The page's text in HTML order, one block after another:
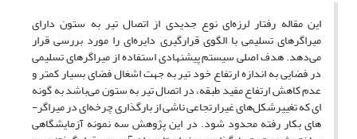
این مقاله رفتار لرزه­‌ای نوع جدیدی از اتصال تیر به ستون دارای
میراگرهای تسلیمی با الگوی قرار­گیری دایره‌ای را مورد بررسی قرار
می‌دهد. هدف اصلی سیستم پیشنهادی استفاده از میراگرهای تسلیمی
در فضایی به اندازه ارتفاع خود تیر به جهت اشغال فضای بسیار کمتر و
عدم کاهش ارتفاع مفید طبقه، در اتصال تیر به ستون می‌­باشد به گونه­‌
ای که تغییرشکل­‌های غیر­ارتجاعی ناشی از بارگذاری چرخه‌ای در میراگر­
های بکار رفته محدود شود. در این پژوهش سه نمونه آزمایشگاهی